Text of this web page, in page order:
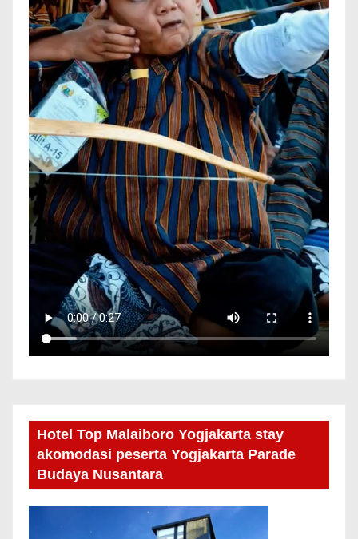
Hotel Top Malaiboro Yogjakarta stay
akomodasi peserta Yogjakarta Parade
Budaya Nusantara